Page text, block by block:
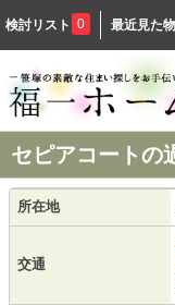
検討リスト 0 最近見た
セピアコートの
所在地
交通